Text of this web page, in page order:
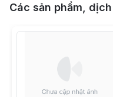
Các sản phẩm,